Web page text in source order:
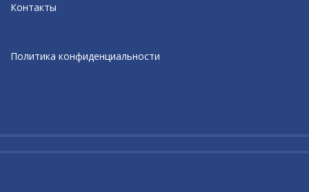
Контакты
Политика конфиденциальности